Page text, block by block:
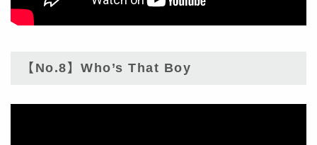
【No.8】Who’s That Boy